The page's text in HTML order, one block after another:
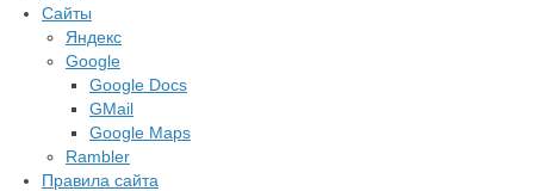
Сайты
Яндекс
Google
Google Docs
GMail
Google Maps
Rambler
Правила сайта